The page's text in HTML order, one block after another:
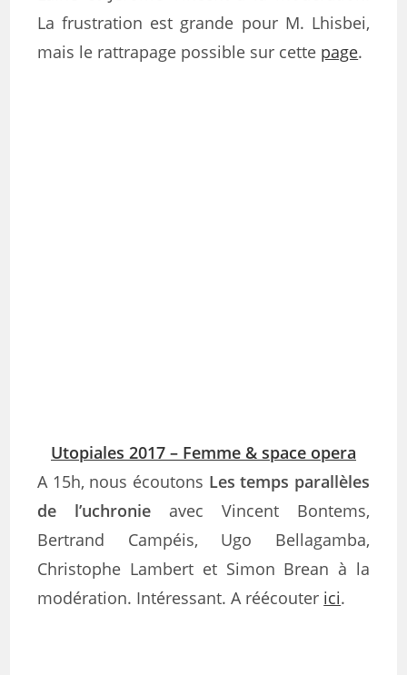
La frustration est grande pour M. Lhisbei,
mais le rattrapage possible sur cette page.
Utopiales 2017 – Femme & space opera
A 15h, nous écoutons Les temps parallèles
de l’uchronie avec Vincent Bontems,
Bertrand Campéis, Ugo Bellagamba,
Christophe Lambert et Simon Brean à la
modération. Intéressant. A réécouter ici.